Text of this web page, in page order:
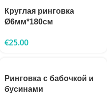
Круглая ринговка
Ø6мм*180см
€25.00
Ринговка с бабочкой и
бусинами